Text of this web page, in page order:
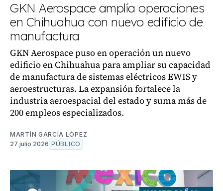
GKN Aerospace amplía operaciones
en Chihuahua con nuevo edificio de
manufactura
GKN Aerospace puso en operación un nuevo
edificio en Chihuahua para ampliar su capacidad
de manufactura de sistemas eléctricos EWIS y
aeroestructuras. La expansión fortalece la
industria aeroespacial del estado y suma más de
200 empleos especializados.
MARTÍN GARCÍA LÓPEZ
27 julio 2026 PÚBLICO